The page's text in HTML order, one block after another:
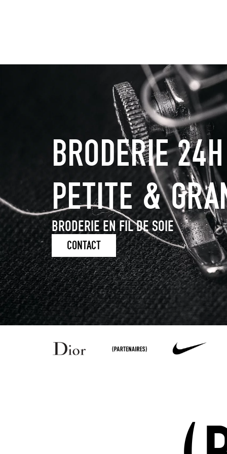
BRODERIE 24H
PETITE &
BRODERIE EN FIL DE SOIE
CONTACT